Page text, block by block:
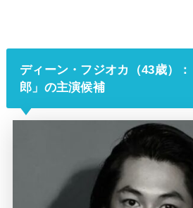
ディーン・フジオカ（43歳）
郎」の主演候補